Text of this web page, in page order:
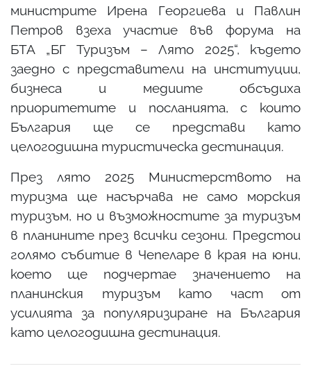
министрите Ирена Георгиева и Павлин
Петров взеха участие във форума на
БТА „БГ Туризъм – Лято 2025“, където
заедно с представители на институции,
бизнеса и медиите обсъдиха
приоритетите и посланията, с които
България ще се представи като
целогодишна туристическа дестинация.
През лято 2025 Министерството на
туризма ще насърчава не само морския
туризъм, но и възможностите за туризъм
в планините през всички сезони. Предстои
голямо събитие в Чепеларе в края на юни,
което ще подчертае значението на
планинския туризъм като част от
усилията за популяризиране на България
като целогодишна дестинация.